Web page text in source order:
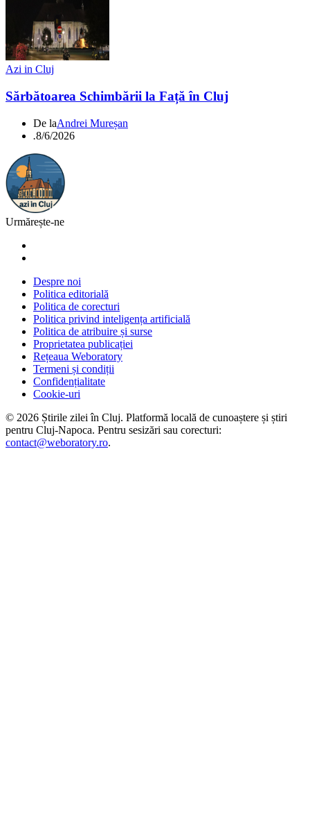
Azi in Cluj
Sărbătoarea Schimbării la Față în Cluj
De laAndrei Mureșan
.8/6/2026
Urmărește-ne
Despre noi
Politica editorială
Politica de corecturi
Politica privind inteligența artificială
Politica de atribuire și surse
Proprietatea publicației
Rețeaua Weboratory
Termeni și condiții
Confidențialitate
Cookie-uri
© 2026 Știrile zilei în Cluj. Platformă locală de cunoaștere și știri
pentru Cluj-Napoca. Pentru sesizări sau corecturi:
contact@weboratory.ro.